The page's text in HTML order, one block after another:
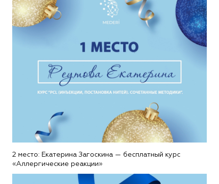
2 место: Екатерина Загоскина — бесплатный курс
«Аллергические реакции»